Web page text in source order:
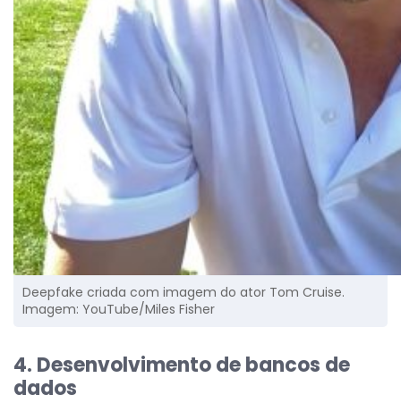
Deepfake criada com imagem do ator Tom Cruise.
Imagem: YouTube/Miles Fisher
4. Desenvolvimento de bancos de
dados